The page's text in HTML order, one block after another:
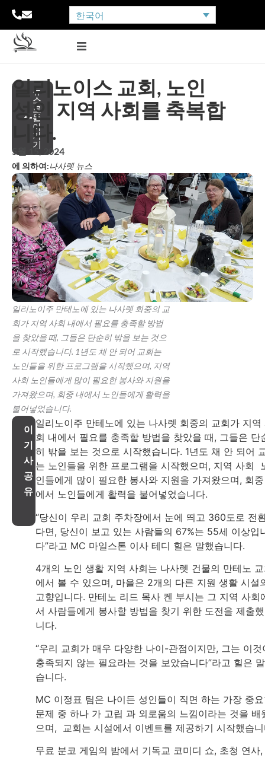
한국어
뉴
스
로
돌
아
가
기
일리노이스 교회, 노인
성인 지역 사회를 축복합
니다.
5월 15, 2024
에 의하여:나사렛 뉴스
일리노이주 만테노에 있는 나사렛 회중의 교
회가 지역 사회 내에서 필요를 충족할 방법
을 찾았을 때, 그들은 단순히 밖을 보는 것으
로 시작했습니다. 1년도 채 안 되어 교회는
노인들을 위한 프로그램을 시작했으며, 지역
사회 노인들에게 많이 필요한 봉사와 지원을
가져왔으며, 회중 내에서 노인들에게 활력을
불어넣었습니다.
이
기
사
공
유
일리노이주 만테노에 있는 나사렛 회중의 교회가 지역
회 내에서 필요를 충족할 방법을 찾았을 때, 그들은 단
히 밖을 보는 것으로 시작했습니다. 1년도 채 안 되어
는 노인들을 위한 프로그램을 시작했으며, 지역 사회
인들에게 많이 필요한 봉사와 지원을 가져왔으며, 회
에서 노인들에게 활력을 불어넣었습니다.
“당신이 우리 교회 주차장에서 눈에 띄고 360도로 전
다면, 당신이 보고 있는 사람들의 67%는 55세 이상입
다”라고 MC 마일스톤 이사 테디 힐은 말했습니다.
4개의 노인 생활 지역 사회는 나사렛 건물의 만테노
에서 볼 수 있으며, 마을은 2개의 다른 지원 생활 시설
고향입니다. 만테노 리드 목사 켄 부시는 그 지역 사회
서 사람들에게 봉사할 방법을 찾기 위한 도전을 제출
니다.
“우리 교회가 매우 다양한 나이-관점이지만, 그는 이것
충족되지 않는 필요라는 것을 보았습니다”라고 힐은
습니다.
MC 이정표 팀은 나이든 성인들이 직면 하는 가장 중
문제 중 하나 가 고립 과 외로움의 느낌이라는 것을 배
으며, 교회는 시설에서 이벤트를 제공하기 시작했습
무료 분코 게임의 밤에서 기독교 코미디 쇼, 초청 연사,